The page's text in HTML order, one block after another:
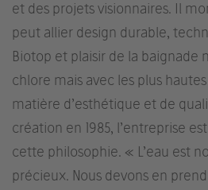
et des projets visionnaires. Il
peut allier design durable,
Biotop et plaisir de la baignade
chlore mais avec les plus
matière d’esthétique et de
création en 1985, l’entreprise
cette philosophie. « L’eau est
précieux. Nous devons en